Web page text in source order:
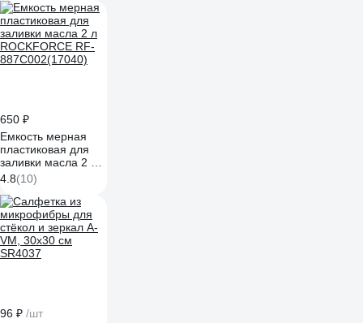
650 ₽
Емкость мерная
пластиковая для
заливки масла 2 л
ROCKFORCE RF-
887C002(17040)
4.8(10)
96 ₽ /шт